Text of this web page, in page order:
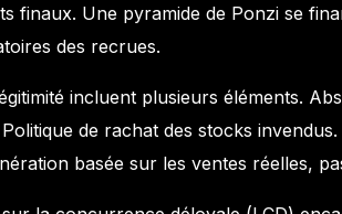
finaux. Une pyramide de Ponzi se
des recrues.
incluent plusieurs éléments.
de rachat des stocks
basée sur les ventes réelles,